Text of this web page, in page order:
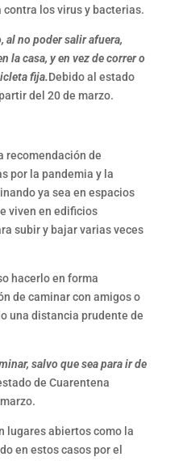
los virus y bacterias.
al no poder salir afuera,
la casa, y en vez de correr o
fija.Debido al estado
del 20 de marzo.
recomendación de
por la pandemia y la
ya sea en espacios
viven en edificios
subir y bajar varias veces
hacerlo en forma
de caminar con amigos o
una distancia prudente de
salvo que sea para ir de
de Cuarentena
lugares abiertos como la
en estos casos por el